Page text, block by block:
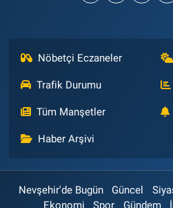
Nöbetçi Eczaneler
Trafik Durumu
Tüm Manşetler
Haber Arşivi
Nevşehir'de Bugün Güncel
Ekonomi
Spor Gündem